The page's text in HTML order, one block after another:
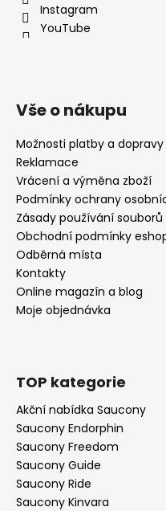
Instagram
YouTube
Vše o nákupu
Možnosti platby a dopravy
Reklamace
Vrácení a výměna zboží
Podmínky ochrany
Zásady používání souborů
Obchodní podmínky
Odběrná místa
Kontakty
Online magazín a blog
Moje objednávka
TOP kategorie
Akční nabídka Saucony
Saucony Endorphin
Saucony Freedom
Saucony Guide
Saucony Ride
Saucony Kinvara